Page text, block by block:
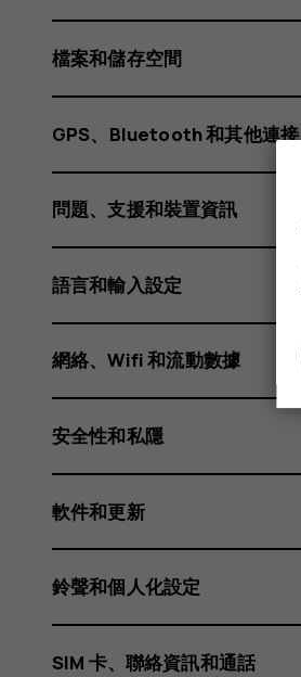
何
激
活
省
電
檔案和儲存空間
GPS、Bluetooth 和其他連接
問題、支援和裝置資訊
語言和輸入設定
網絡、Wifi 和流動數據
安全性和私隱
軟件和更新
鈴聲和個人化設定
SIM 卡、聯絡資訊和通話